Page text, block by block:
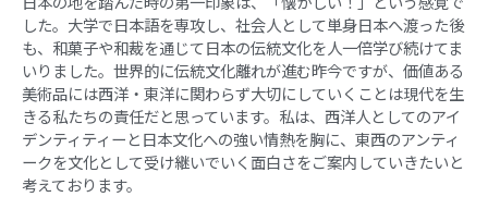
した。大学で日本語を専攻し、社会人として単身日本へ渡った後
も、和菓子や和裁を通じて日本の伝統文化を人一倍学び続けてま
いりました。世界的に伝統文化離れが進む昨今ですが、価値ある
美術品には西洋・東洋に関わらず大切にしていくことは現代を生
きる私たちの責任だと思っています。私は、西洋人としてのアイ
デンティティーと日本文化への強い情熱を胸に、東西のアンティ
ークを文化として受け継いでいく面白さをご案内していきたいと
考えております。